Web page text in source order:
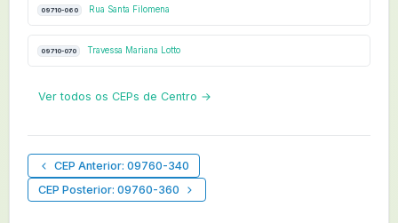
09710-060 Rua Santa Filomena
09710-070 Travessa Mariana Lotto
Ver todos os CEPs de Centro →
CEP Anterior: 09760-340
CEP Posterior: 09760-360